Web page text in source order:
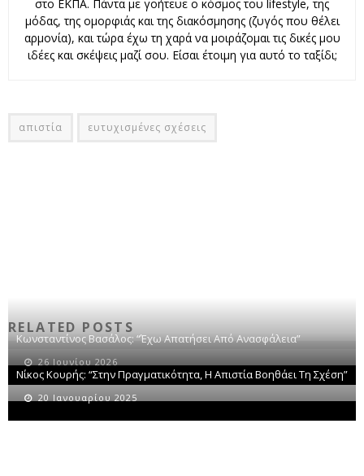
στο ΕΚΠΑ. Πάντα με γοήτευε ο κόσμος του lifestyle, της
μόδας, της ομορφιάς και της διακόσμησης (ζυγός που θέλει
αρμονία), και τώρα έχω τη χαρά να μοιράζομαι τις δικές μου
ιδέες και σκέψεις μαζί σου. Είσαι έτοιμη για αυτό το ταξίδι;
απιστία ευτυχισμένες σχέσεις
RELATED POSTS
Κωνσταντίνος Βασάλος: “Έχω Απατήσει Από Ανασφάλεια”
26 Ιουνίου 2026
Νίκος Κουρής: “Στην Πραγματικότητα, Η Απιστία Βοηθάει Τη Σχέση”
20 Ιανουαρίου 2025